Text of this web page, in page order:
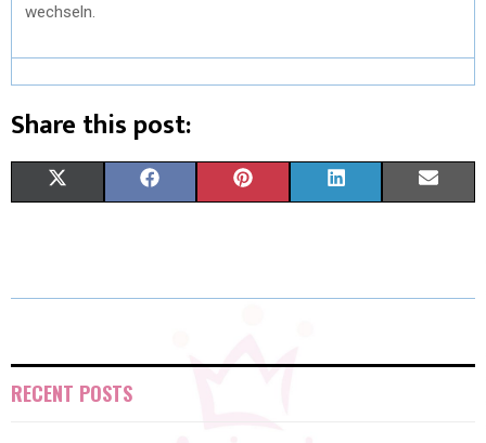
wechseln.
Share this post:
W E T K I
RECENT POSTS